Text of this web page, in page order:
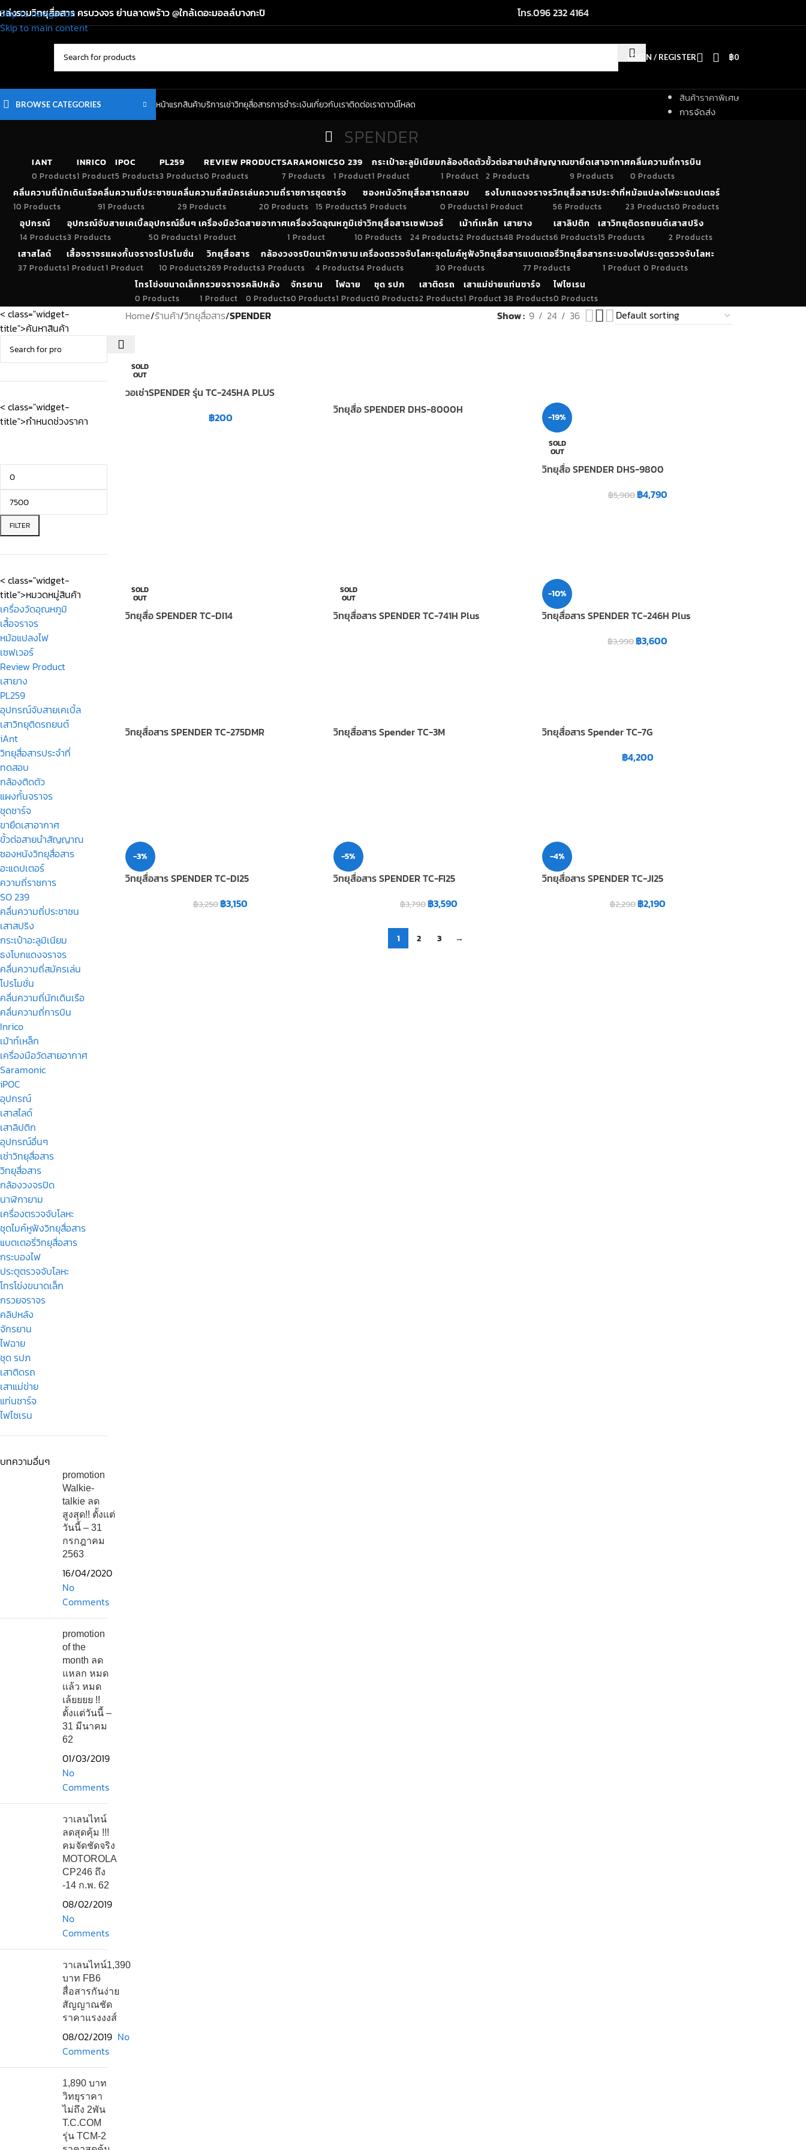
Skip to navigation
Skip to main content
ล่งรวมวิทยุสื่อสาร ครบวงจร ย่านลาดพร้าว @ใกล้เดอะมอลล์บางกะปิ โทร.096 232 4164
LOGIN / REGISTER ฿0
BROWSE CATEGORIES หน้าแรกสินค้าบริการเช่าวิทยุสื่อสารการชำระเงินเกี่ยวกับเราติดต่อเราดาวน์โหลด
สินค้าราคาพิเศษ
การจัดส่ง
SPENDER
IANT
0 Products
INRICO
1 Product
IPOC
5 Products
PL259
3 Products
REVIEW PRODUCT
0 Products
SARAMONIC
7 Products
SO 239
1 Product
กระเป๋าอะลูมิเนียม
1 Product
กล้องติดตัว
1 Product
ขั้วต่อสายนำสัญญาณ
2 Products
ขายึดเสาอากาศ
9 Products
คลื่นความถี่การบิน
0 Products
คลื่นความถี่นักเดินเรือ
10 Products
คลื่นความถี่ประชาชน
91 Products
คลื่นความถี่สมัครเล่น
29 Products
ความถี่ราชการ
20 Products
ชุดชาร์จ
15 Products
ซองหนังวิทยุสื่อสาร
5 Products
ทดสอบ
0 Products
ธงโบกแดงจราจร
1 Product
วิทยุสื่อสารประจำที่
56 Products
หม้อแปลงไฟ
23 Products
อะแดปเตอร์
0 Products
อุปกรณ์
14 Products
อุปกรณ์จับสายเคเบิ้ล
3 Products
อุปกรณ์อื่นๆ
50 Products
เครื่องมือวัดสายอากาศ
1 Product
เครื่องวัดอุณหภูมิ
1 Product
เช่าวิทยุสื่อสาร
10 Products
เซฟเวอร์
24 Products
เม้าท์เหล็ก
2 Products
เสายาง
48 Products
เสาลิปติก
6 Products
เสาวิทยุติดรถยนต์
15 Products
เสาสปริง
2 Products
เสาสไลด์
37 Products
เสื้อจราจร
1 Product
แผงกั้นจราจร
1 Product
โปรโมชั่น
10 Products
วิทยุสื่อสาร
269 Products
กล้องวงจรปิด
3 Products
นาฬิกายาม
4 Products
เครื่องตรวจจับโลหะ
4 Products
ชุดไมค์หูฟังวิทยุสื่อสาร
30 Products
แบตเตอรี่วิทยุสื่อสาร
77 Products
กระบองไฟ
1 Product
ประตูตรวจจับโลหะ
0 Products
โทรโข่งขนาดเล็ก
0 Products
กรวยจราจร
1 Product
คลิปหลัง
0 Products
จักรยาน
0 Products
ไฟฉาย
1 Product
ชุด รปภ
0 Products
เสาติดรถ
2 Products
เสาแม่ข่าย
1 Product
แท่นชาร์จ
38 Products
ไฟไซเรน
0 Products
< class="widget-
title">ค้นหาสินค้า
< class="widget-
title">กำหนดช่วงราคา
FILTER
< class="widget-
title">หมวดหมู่สินค้า
เครื่องวัดอุณหภูมิ
เสื้อจราจร
หม้อแปลงไฟ
เซฟเวอร์
Review Product
เสายาง
PL259
อุปกรณ์จับสายเคเบิ้ล
เสาวิทยุติดรถยนต์
iAnt
วิทยุสื่อสารประจำที่
ทดสอบ
กล้องติดตัว
แผงกั้นจราจร
ชุดชาร์จ
ขายึดเสาอากาศ
ขั้วต่อสายนำสัญญาณ
ซองหนังวิทยุสื่อสาร
อะแดปเตอร์
ความถี่ราชการ
SO 239
คลื่นความถี่ประชาชน
เสาสปริง
กระเป๋าอะลูมิเนียม
ธงโบกแดงจราจร
คลื่นความถี่สมัครเล่น
โปรโมชั่น
คลื่นความถี่นักเดินเรือ
คลื่นความถี่การบิน
Inrico
เม้าท์เหล็ก
เครื่องมือวัดสายอากาศ
Saramonic
iPOC
อุปกรณ์
เสาสไลด์
เสาลิปติก
อุปกรณ์อื่นๆ
เช่าวิทยุสื่อสาร
วิทยุสื่อสาร
กล้องวงจรปิด
นาฬิกายาม
เครื่องตรวจจับโลหะ
ชุดไมค์หูฟังวิทยุสื่อสาร
แบตเตอรี่วิทยุสื่อสาร
กระบองไฟ
ประตูตรวจจับโลหะ
โทรโข่งขนาดเล็ก
กรวยจราจร
คลิปหลัง
จักรยาน
ไฟฉาย
ชุด รปภ
เสาติดรถ
เสาแม่ข่าย
แท่นชาร์จ
ไฟไซเรน
บทความอื่นๆ
promotion
Walkie-
talkie ลด
สูงสุด!! ตั้งเเต่
วันนี้ – 31
กรกฎาคม
2563
16/04/2020
No
Comments
promotion
of the
month ลด
แหลก หมด
เเล้ว หมด
เล้ยยยย !!
ตั้งเเต่วันนี้ –
31 มีนาคม
62
01/03/2019
No
Comments
วาเลนไทน์
ลดสุดคุ้ม !!!
คมจัดชัดจริง
MOTOROLA
CP246 ถึง
-14 ก.พ. 62
08/02/2019
No
Comments
วาเลนไทน์1,390
บาท FB6
สื่อสารกันง่าย
สัญญาณชัด
ราคาแรงงงส์
08/02/2019 No
Comments
1,890 บาท
วิทยุราคา
ไม่ถึง 2พัน
T.C.COM
รุ่น TCM-2
Home/ร้านค้า/วิทยุสื่อสาร/SPENDER Show 9 24 36
SOLD
OUT
วอเช่าSPENDER รุ่น TC-245HA PLUS
฿200
วิทยุสื่อ SPENDER DHS-8000H
-19%
SOLD
OUT
วิทยุสื่อ SPENDER DHS-9800
฿5,900฿4,790
SOLD
OUT
วิทยุสื่อ SPENDER TC-DI14
SOLD
OUT
วิทยุสื่อสาร SPENDER TC-741H Plus
-10%
วิทยุสื่อสาร SPENDER TC-246H Plus
฿3,990฿3,600
วิทยุสื่อสาร SPENDER TC-275DMR วิทยุสื่อสาร Spender TC-3M
วิทยุสื่อสาร Spender TC-7G
฿4,200
-3%
วิทยุสื่อสาร SPENDER TC-DI25
฿3,250฿3,150
-5%
วิทยุสื่อสาร SPENDER TC-FI25
฿3,790฿3,590
-4%
วิทยุสื่อสาร SPENDER TC-JI25
฿2,290฿2,190
1 2 3 →